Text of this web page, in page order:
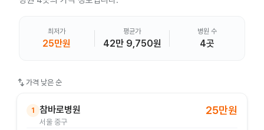
최저가
25만원
평균가
42만 9,750원
병원 수
4곳
swap_vert 가격 낮은 순
1 참바로병원
서울 중구
25만원